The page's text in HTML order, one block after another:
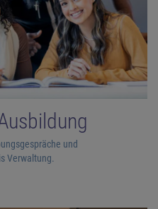
und
Verwaltung.